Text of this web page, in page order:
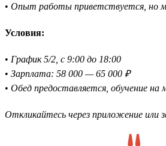
• Опыт работы приветствуется, но
Условия:
• График 5/2, с 9:00 до 18:00
• Зарплата: 58 000 — 65 000 ₽
• Обед предоставляется, обучение на
Откликайтесь через приложение или